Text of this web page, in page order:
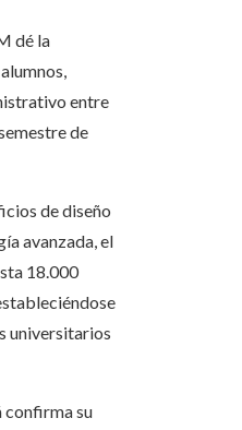
dé la
entre
de
de diseño
avanzada, el
18.000
universitarios
confirma su